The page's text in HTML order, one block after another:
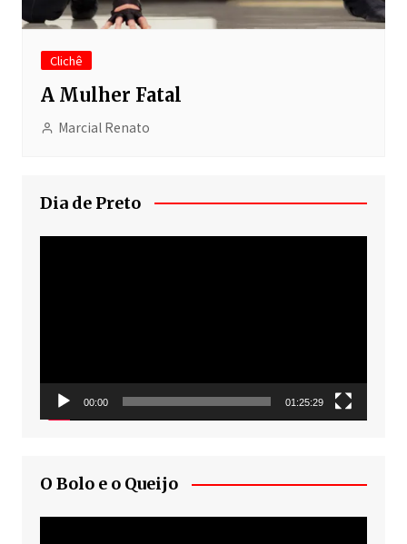
Clichê
A Mulher Fatal
Marcial Renato
Dia de Preto
00:00 01:25:29
O Bolo e o Queijo